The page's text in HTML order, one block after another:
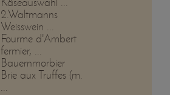
2.Waltmanns
Weisswein ...
Fourme d'Ambert
fermier, ...
Bauernmorbier
Brie aux Truffes (m.
...